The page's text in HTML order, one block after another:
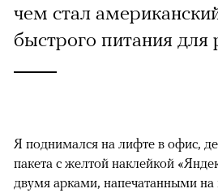
чем стал
быстрого питания для
Я поднимался на лифте в офис,
пакета с желтой наклейкой
двумя арками, напечатанными